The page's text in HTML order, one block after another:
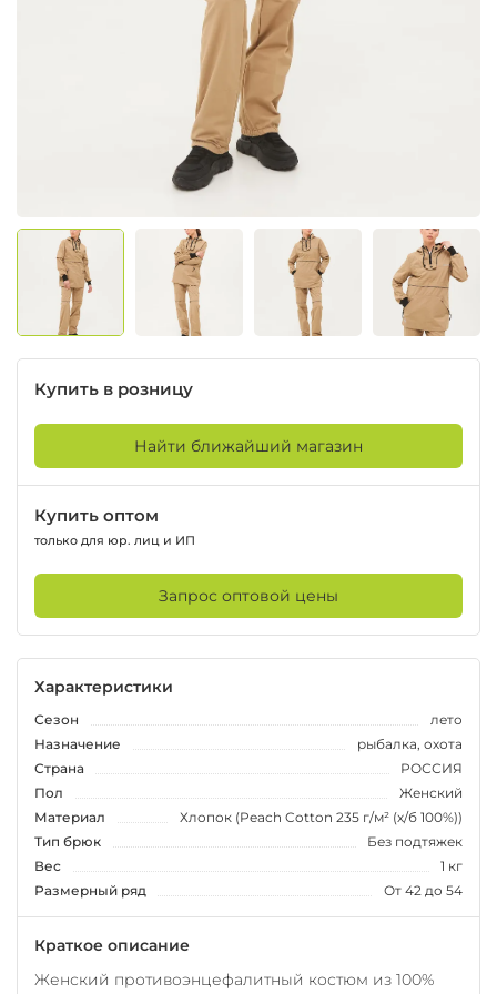
Купить в розницу
Найти ближайший магазин
Купить оптом
только для юр. лиц и ИП
Запрос оптовой цены
Характеристики
Сезон
лето
Назначение
рыбалка, охота
Страна
РОССИЯ
Пол
Женский
Материал
Хлопок (Peach Cotton 235 г/м² (х/б 100%))
Тип брюк
Без подтяжек
Вес
1 кг
Размерный ряд
От 42 до 54
Краткое описание
Женский противоэнцефалитный костюм из 100%